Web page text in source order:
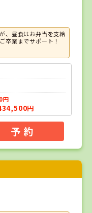
、昼食はお弁当を支給
卒業までサポート！
円
円
予 約